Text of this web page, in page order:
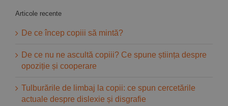
Articole recente
De ce încep copiii să mintă?
De ce nu ne ascultă copiii? Ce spune știința despre
opoziție și cooperare
Tulburările de limbaj la copii: ce spun cercetările
actuale despre dislexie și disgrafie